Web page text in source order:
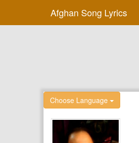
Afghan Song Lyrics
Choose Language